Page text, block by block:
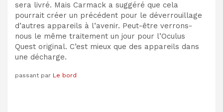
sera livré. Mais Carmack a suggéré que cela
pourrait créer un précédent pour le déverrouillage
d’autres appareils à l’avenir. Peut-être verrons-
nous le même traitement un jour pour l’Oculus
Quest original. C’est mieux que des appareils dans
une décharge.
passant par Le bord